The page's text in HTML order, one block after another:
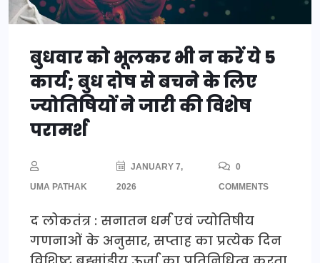
बुधवार को भूलकर भी न करें ये 5
कार्य; बुध दोष से बचने के लिए
ज्योतिषियों ने जारी की विशेष
परामर्श
UMA PATHAK
JANUARY 7,
2026
0
COMMENTS
द लोकतंत्र : सनातन धर्म एवं ज्योतिषीय
गणनाओं के अनुसार, सप्ताह का प्रत्येक दिन